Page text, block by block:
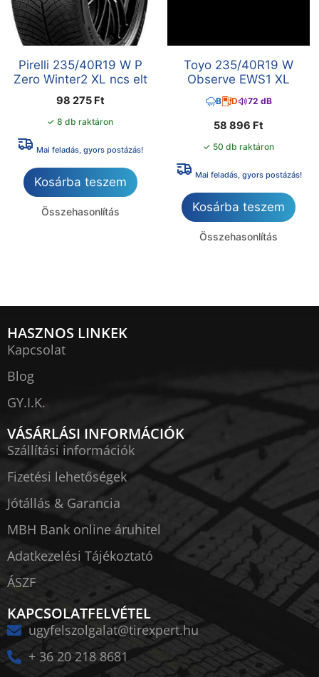
Pirelli 235/40R19 W P
Zero Winter2 XL ncs elt
98 275 Ft
✓ 8 db raktáron
Mai feladás, gyors postázás!
Kosárba teszem
Összehasonlítás
Toyo 235/40R19 W
Observe EWS1 XL
B D 72 dB
58 896 Ft
✓ 50 db raktáron
Mai feladás, gyors postázás!
Kosárba teszem
Összehasonlítás
HASZNOS LINKEK
Kapcsolat
Blog
GY.I.K.
VÁSÁRLÁSI INFORMÁCIÓK
Szállítási információk
Fizetési lehetőségek
Jótállás & Garancia
MBH Bank online áruhitel
Adatkezelési Tájékoztató
ÁSZF
KAPCSOLATFELVÉTEL
ugyfelszolgalat@tirexpert.hu
+ 36 20 218 8681